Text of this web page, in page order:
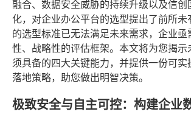
融合、数据安全威胁的持续升级以及信创
化，对企业办公平台的选型提出了前所未
的选型标准已无法满足未来需求，企业亟
性、战略性的评估框架。本文将为您揭示
须具备的四大关键能力，并提供一份可实
落地策略，助您做出明智决策。
极致安全与自主可控：构建企业